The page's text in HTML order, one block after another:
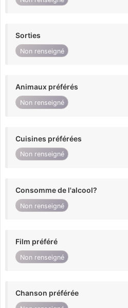
Sorties
Non renseigné
Animaux préférés
Non renseigné
Cuisines préférées
Non renseigné
Consomme de l'alcool?
Non renseigné
Film préféré
Non renseigné
Chanson préférée